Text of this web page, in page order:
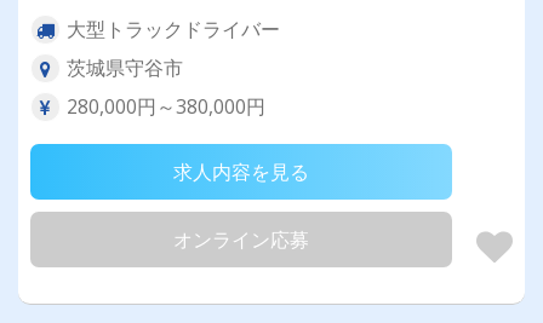
大型トラックドライバー
茨城県守谷市
280,000円～380,000円
求人内容を見る
オンライン応募